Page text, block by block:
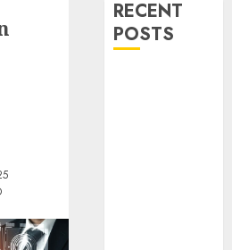
RECENT
POSTS